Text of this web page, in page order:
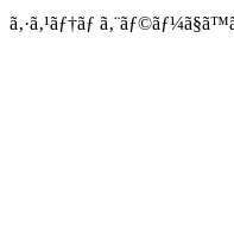
ã‚·ã‚¹ãƒ†ãƒ